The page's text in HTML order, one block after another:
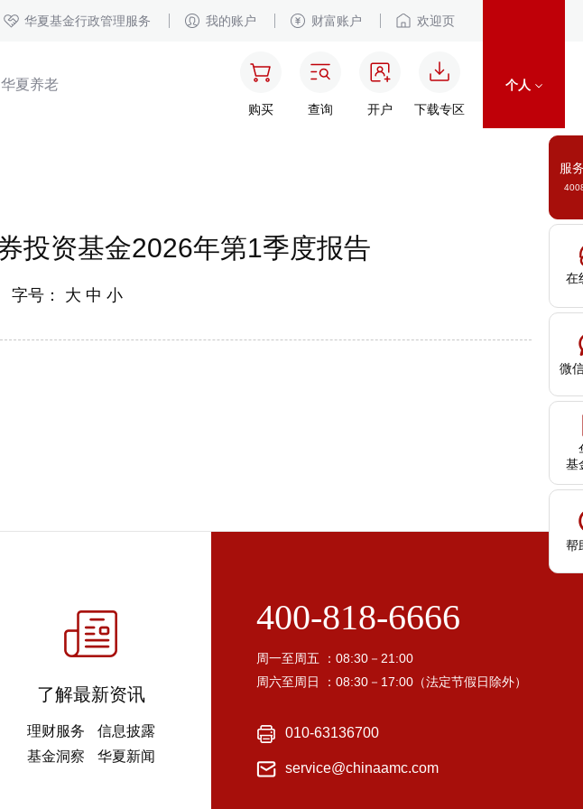
服
在
微
基
帮
华夏基金行政管理服务 我的账户 财富账户 欢迎页
华夏养老
购买 查询 开户 下载专区
个人
投资基金2026年第1季度报告
号： 大 中 小
了解最新资讯
理财服务
信息披露
基金洞察
华夏新闻
400-818-6666
周一至周五 ：08:30－21:00
周六至周日 ：08:30－17:00（法定节假日除外）
010-63136700
service@chinaamc.com